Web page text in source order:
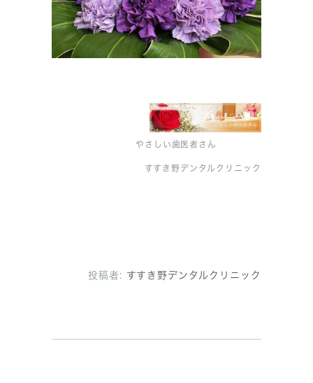
やさしい歯医者さん
すすき野デンタルクリニック
投稿者: すすき野デンタルクリニック